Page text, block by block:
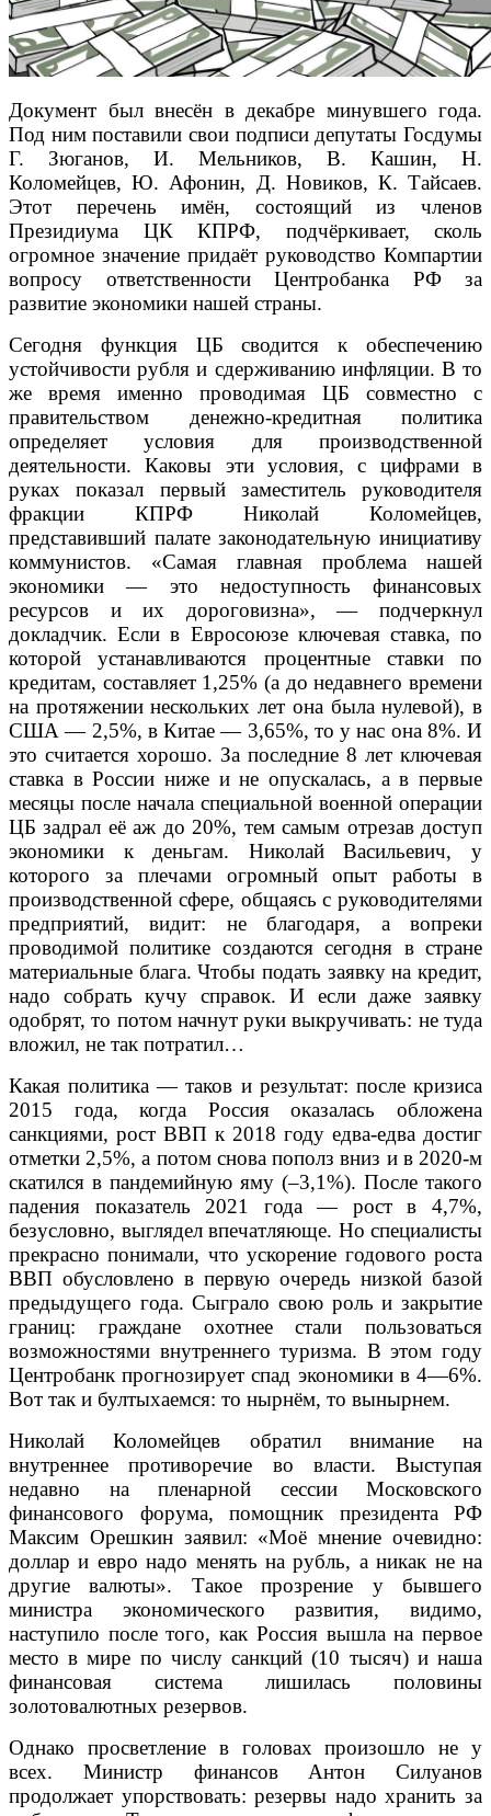
Документ был внесён в декабре минувшего года.
Под ним поставили свои подписи депутаты Госдумы
Г. Зюганов, И. Мельников, В. Кашин, Н.
Коломейцев, Ю. Афонин, Д. Новиков, К. Тайсаев.
Этот перечень имён, состоящий из членов
Президиума ЦК КПРФ, подчёркивает, сколь
огромное значение придаёт руководство Компартии
вопросу ответственности Центробанка РФ за
развитие экономики нашей страны.
Сегодня функция ЦБ сводится к обеспечению
устойчивости рубля и сдерживанию инфляции. В то
же время именно проводимая ЦБ совместно с
правительством денежно-кредитная политика
определяет условия для производственной
деятельности. Каковы эти условия, с цифрами в
руках показал первый заместитель руководителя
фракции КПРФ Николай Коломейцев,
представивший палате законодательную инициативу
коммунистов. «Самая главная проблема нашей
экономики — это недоступность финансовых
ресурсов и их дороговизна», — подчеркнул
докладчик. Если в Евросоюзе ключевая ставка, по
которой устанавливаются процентные ставки по
кредитам, составляет 1,25% (а до недавнего времени
на протяжении нескольких лет она была нулевой), в
США — 2,5%, в Китае — 3,65%, то у нас она 8%. И
это считается хорошо. За последние 8 лет ключевая
ставка в России ниже и не опускалась, а в первые
месяцы после начала специальной военной операции
ЦБ задрал её аж до 20%, тем самым отрезав доступ
экономики к деньгам. Николай Васильевич, у
которого за плечами огромный опыт работы в
производственной сфере, общаясь с руководителями
предприятий, видит: не благодаря, а вопреки
проводимой политике создаются сегодня в стране
материальные блага. Чтобы подать заявку на кредит,
надо собрать кучу справок. И если даже заявку
одобрят, то потом начнут руки выкручивать: не туда
вложил, не так потратил…
Какая политика — таков и результат: после кризиса
2015 года, когда Россия оказалась обложена
санкциями, рост ВВП к 2018 году едва-едва достиг
отметки 2,5%, а потом снова пополз вниз и в 2020-м
скатился в пандемийную яму (–3,1%). После такого
падения показатель 2021 года — рост в 4,7%,
безусловно, выглядел впечатляюще. Но специалисты
прекрасно понимали, что ускорение годового роста
ВВП обусловлено в первую очередь низкой базой
предыдущего года. Сыграло свою роль и закрытие
границ: граждане охотнее стали пользоваться
возможностями внутреннего туризма. В этом году
Центробанк прогнозирует спад экономики в 4—6%.
Вот так и бултыхаемся: то нырнём, то вынырнем.
Николай Коломейцев обратил внимание на
внутреннее противоречие во власти. Выступая
недавно на пленарной сессии Московского
финансового форума, помощник президента РФ
Максим Орешкин заявил: «Моё мнение очевидно:
доллар и евро надо менять на рубль, а никак не на
другие валюты». Такое прозрение у бывшего
министра экономического развития, видимо,
наступило после того, как Россия вышла на первое
место в мире по числу санкций (10 тысяч) и наша
финансовая система лишилась половины
золотовалютных резервов.
Однако просветление в головах произошло не у
всех. Министр финансов Антон Силуанов
продолжает упорствовать: резервы надо хранить за